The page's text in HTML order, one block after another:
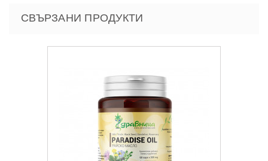
СВЪРЗАНИ ПРОДУКТИ